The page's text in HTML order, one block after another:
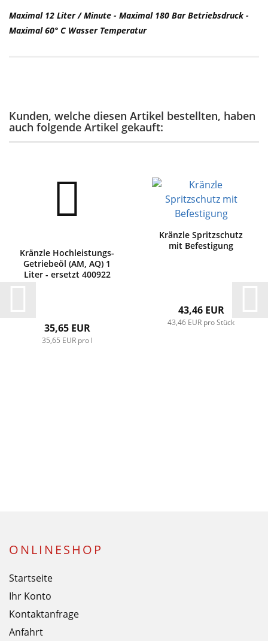
Maximal 12 Liter / Minute - Maximal 180 Bar Betriebsdruck -
Maximal 60° C Wasser Temperatur
Kunden, welche diesen Artikel bestellten, haben
auch folgende Artikel gekauft:
Kränzle Hochleistungs-
Getriebeöl (AM, AQ) 1
Liter - ersetzt 400922
35,65 EUR
35,65 EUR pro l
Kränzle Spritzschutz
mit Befestigung
43,46 EUR
43,46 EUR pro Stück
ONLINESHOP
Startseite
Ihr Konto
Kontaktanfrage
Anfahrt